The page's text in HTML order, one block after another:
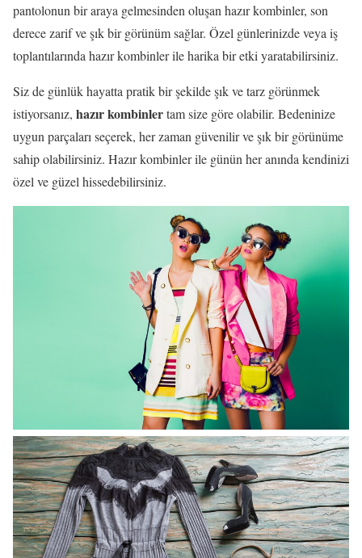
pantolonun bir araya gelmesinden oluşan hazır kombinler, son
derece zarif ve şık bir görünüm sağlar. Özel günlerinizde veya iş
toplantılarında hazır kombinler ile harika bir etki yaratabilirsiniz.
Siz de günlük hayatta pratik bir şekilde şık ve tarz görünmek
istiyorsanız, hazır kombinlertam size göre olabilir. Bedeninize
uygun parçaları seçerek, her zaman güvenilir ve şık bir görünüme
sahip olabilirsiniz. Hazır kombinler ile günün her anında kendinizi
özel ve güzel hissedebilirsiniz.